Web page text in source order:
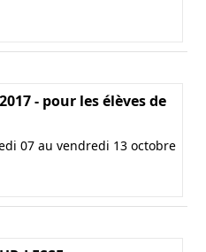
- pour les élèves de
07 au vendredi 13 octobre